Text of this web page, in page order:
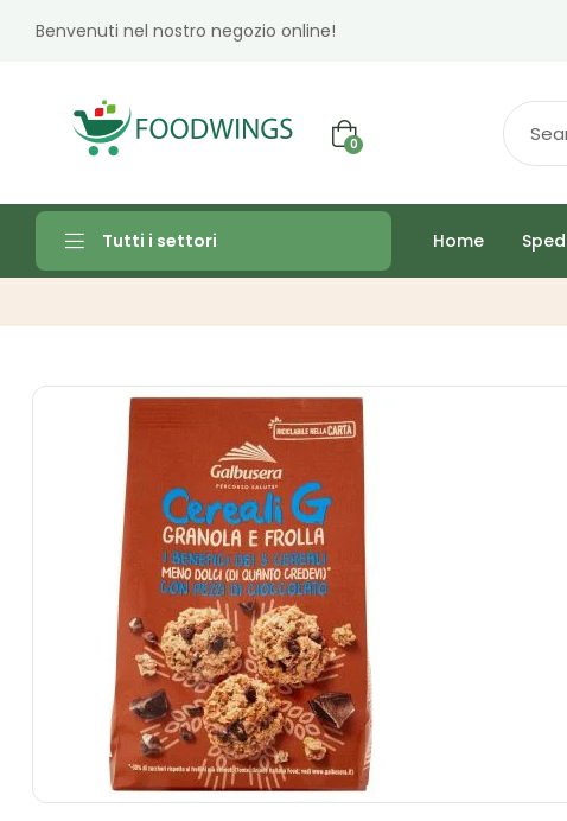
Benvenuti nel nostro negozio online!
0
Tutti i settori Home